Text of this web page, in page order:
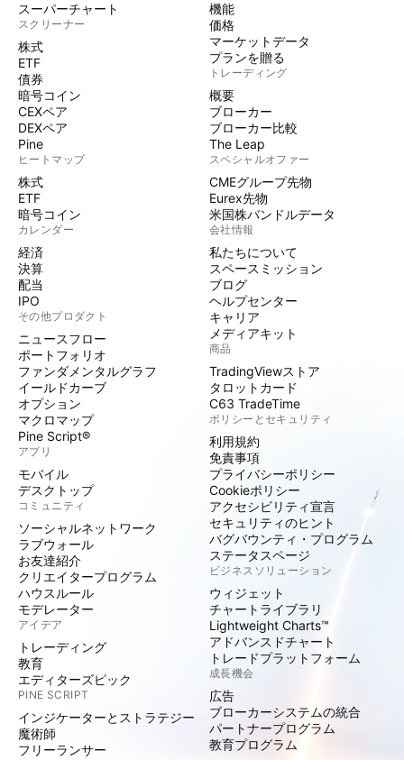
スーパーチャート
スクリーナー
株式
ETF
債券
暗号コイン
CEXペア
DEXペア
Pine
ヒートマップ
株式
ETF
暗号コイン
カレンダー
経済
決算
配当
IPO
その他プロダクト
ニュースフロー
ポートフォリオ
ファンダメンタルグラフ
イールドカーブ
オプション
マクロマップ
Pine Script®
アプリ
モバイル
デスクトップ
コミュニティ
ソーシャルネットワーク
ラブウォール
お友達紹介
クリエイタープログラム
ハウスルール
モデレーター
アイデア
トレーディング
教育
エディターズピック
PINE SCRIPT
インジケーターとストラテジー
魔術師
フリーランサー
機能
価格
マーケットデータ
プランを贈る
トレーディング
概要
ブローカー
ブローカー比較
The Leap
スペシャルオファー
CMEグループ先物
Eurex先物
米国株バンドルデータ
会社情報
私たちについて
スペースミッション
ブログ
ヘルプセンター
キャリア
メディアキット
商品
TradingViewストア
タロットカード
C63 TradeTime
ポリシーとセキュリティ
利用規約
免責事項
プライバシーポリシー
Cookieポリシー
アクセシビリティ宣言
セキュリティのヒント
バグバウンティ・プログラム
ステータスページ
ビジネスソリューション
ウィジェット
チャートライブラリ
Lightweight Charts™
アドバンスドチャート
トレードプラットフォーム
成長機会
広告
ブローカーシステムの統合
パートナープログラム
教育プログラム